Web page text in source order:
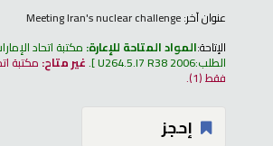
عنوان آخر:Meeting Iran's nuclear challenge
الإتاحة:المواد المتاحة للإعارة: مكتبة اتحاد
الطلب:U264.5.I7 R38 2006
.غير متاح: مكتبة
فقط(1).
إحجز